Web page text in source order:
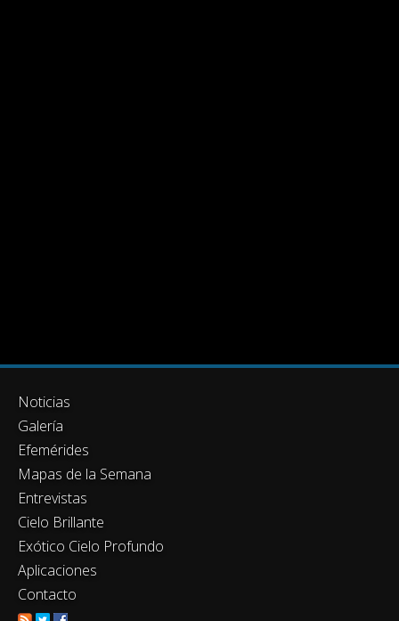
Noticias
Galería
Efemérides
Mapas de la Semana
Entrevistas
Cielo Brillante
Exótico Cielo Profundo
Aplicaciones
Contacto